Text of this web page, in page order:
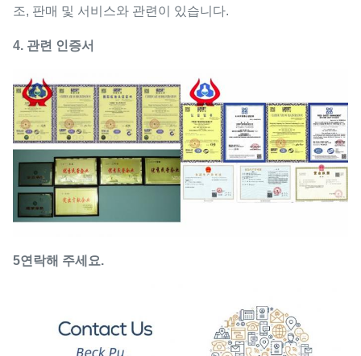
조, 판매 및 서비스와 관련이 있습니다.
4. 관련 인증서
5연락해 주세요.